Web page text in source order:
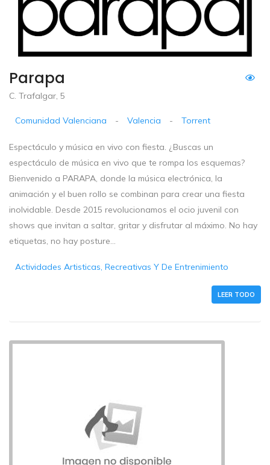
Parapa
C. Trafalgar, 5
Comunidad Valenciana - Valencia - Torrent
Espectáculo y música en vivo con fiesta. ¿Buscas un
espectáculo de música en vivo que te rompa los esquemas?
Bienvenido a PARAPA, donde la música electrónica, la
animación y el buen rollo se combinan para crear una fiesta
inolvidable. Desde 2015 revolucionamos el ocio juvenil con
shows que invitan a saltar, gritar y disfrutar al máximo. No hay
etiquetas, no hay posture...
Actividades Artisticas, Recreativas Y De Entrenimiento
LEER TODO